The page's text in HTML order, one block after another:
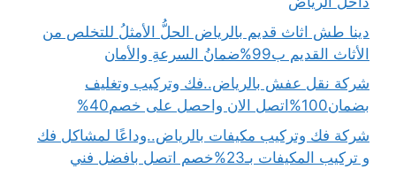
دينا طش اثاث قديم بالرياض الحلُّ الأمثلُ للتخلص من
الأثاث القديم ب99%ضمانُ السرعةِ والأمان
شركة نقل عفش بالرياض..فك وتركيب وتغليف
بضمان100%اتصل الان واحصل على خصم40%
شركة فك وتركيب مكيفات بالرياض..وداعًا لمشاكل فك
و تركيب المكيفات بـ23%خصم اتصل بافضل فني